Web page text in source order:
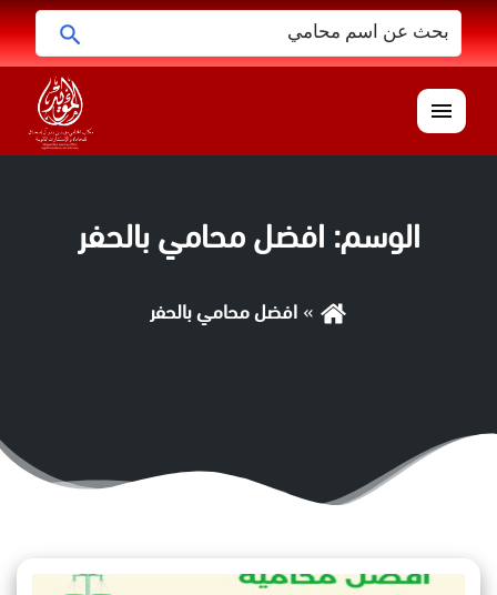
البحث
عن:
القائمة
الوسم: افضل محامي بالحفر
افضل محامي بالحفر